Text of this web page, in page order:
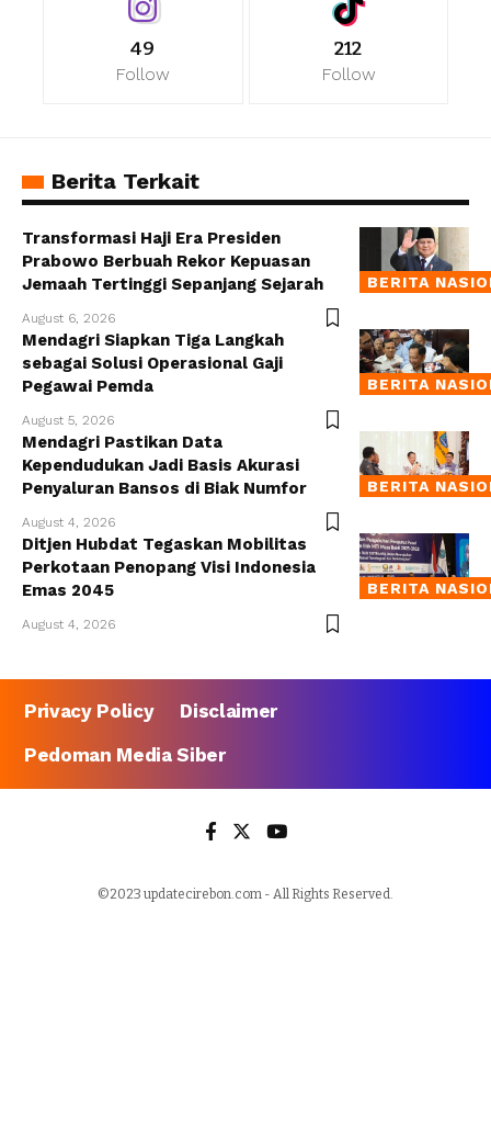
49
Follow
212
Follow
Berita Terkait
BERITA
Transformasi Haji Era Presiden
Prabowo Berbuah Rekor Kepuasan
Jemaah Tertinggi Sepanjang Sejarah
August 6, 2026
BERITA
Mendagri Siapkan Tiga Langkah
sebagai Solusi Operasional Gaji
Pegawai Pemda
August 5, 2026
BERITA
Mendagri Pastikan Data
Kependudukan Jadi Basis Akurasi
Penyaluran Bansos di Biak Numfor
August 4, 2026
BERITA
Ditjen Hubdat Tegaskan Mobilitas
Perkotaan Penopang Visi Indonesia
Emas 2045
August 4, 2026
Privacy Policy
Disclaimer
Pedoman Media Siber
©2023 updatecirebon.com - All Rights Reserved.